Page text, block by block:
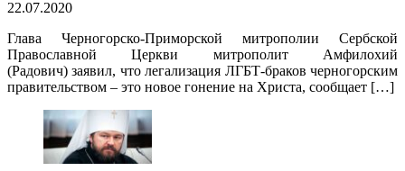
22.07.2020
Глава Черногорско-Приморской митрополии Сербской
Православной Церкви митрополит Амфилохий
(Радович) заявил, что легализация ЛГБТ-браков черногорским
правительством – это новое гонение на Христа, сообщает […]